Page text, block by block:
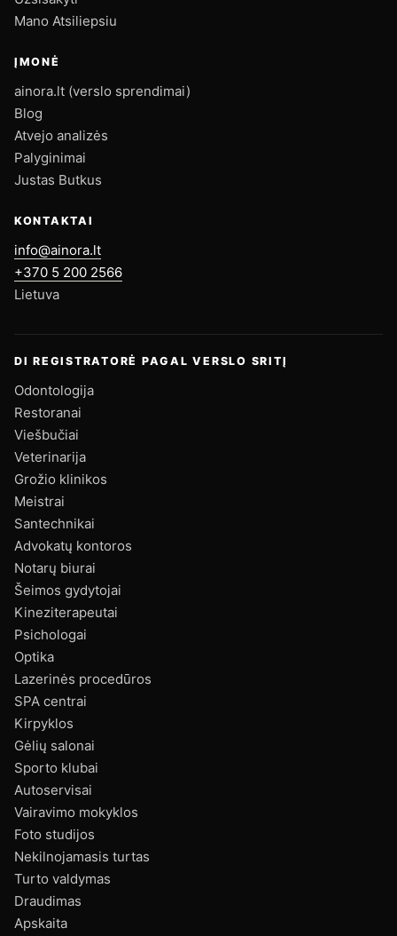
Mano Atsiliepsiu
ĮMONĖ
ainora.lt (verslo sprendimai)
Blog
Atvejo analizės
Palyginimai
Justas Butkus
KONTAKTAI
info@ainora.lt
+370 5 200 2566
Lietuva
DI REGISTRATORĖ PAGAL VERSLO SRITĮ
Odontologija
Restoranai
Viešbučiai
Veterinarija
Grožio klinikos
Meistrai
Santechnikai
Advokatų kontoros
Notarų biurai
Šeimos gydytojai
Kineziterapeutai
Psichologai
Optika
Lazerinės procedūros
SPA centrai
Kirpyklos
Gėlių salonai
Sporto klubai
Autoservisai
Vairavimo mokyklos
Foto studijos
Nekilnojamasis turtas
Turto valdymas
Draudimas
Apskaita